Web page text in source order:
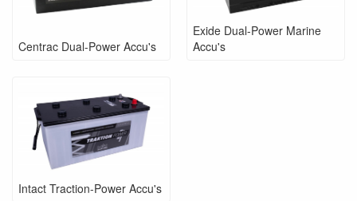
Centrac Dual-Power Accu's
Exide Dual-Power Marine
Accu's
Intact Traction-Power Accu's